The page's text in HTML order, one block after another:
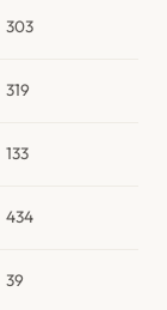
303
319
133
434
39